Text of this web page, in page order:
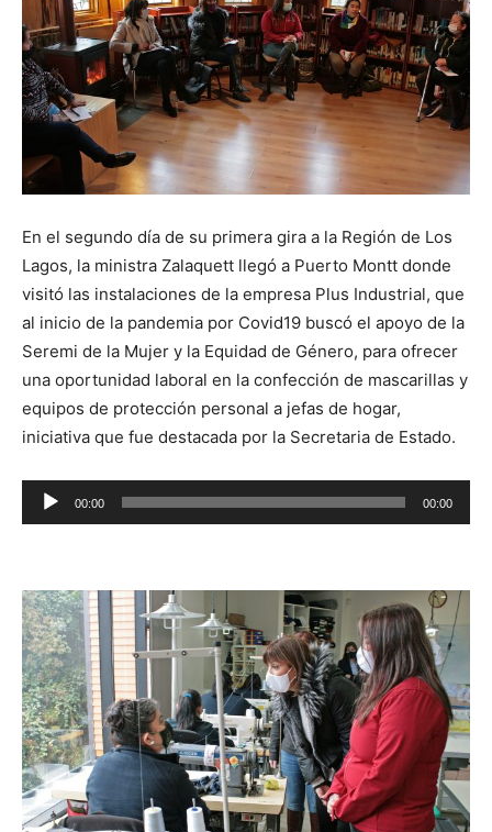
En el segundo día de su primera gira a la Región de Los
Lagos, la ministra Zalaquett llegó a Puerto Montt donde
visitó las instalaciones de la empresa Plus Industrial, que
al inicio de la pandemia por Covid19 buscó el apoyo de la
Seremi de la Mujer y la Equidad de Género, para ofrecer
una oportunidad laboral en la confección de mascarillas y
equipos de protección personal a jefas de hogar,
iniciativa que fue destacada por la Secretaria de Estado.
Reproductor
de
00:00 00:00